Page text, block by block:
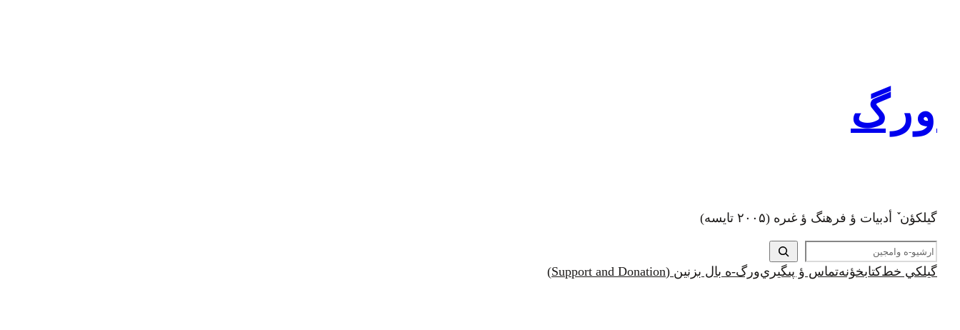
ورگ
گيلکؤن ٚ أدبیات ؤ فرهنگ ؤ غىره (۲۰۰۵ تايسه)
ج
س
تگيلکي خطکتابخؤنهتماس ؤ پىگيريورگ-ه بال بزنين (Support and Donation)